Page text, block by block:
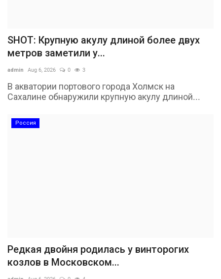
SHOT: Крупную акулу длиной более двух
метров заметили у...
admin Aug 6, 2026 0 3
В акватории портового города Холмск на
Сахалине обнаружили крупную акулу длиной...
Россия
Редкая двойня родилась у винторогих
козлов в Московском...